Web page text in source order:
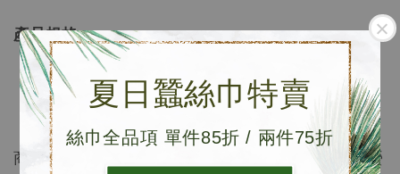
夏日蠶絲巾特賣
絲巾全品項 單件85折 / 兩件75折
產品規格：
材質: 100%桑蠶絲
長度: 55X55cm
商品顏色以實品為準，照片皆經縝密校色，然各別螢